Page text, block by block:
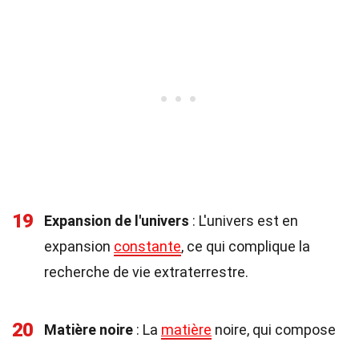
19 Expansion de l'univers : L'univers est en
expansion constante, ce qui complique la
recherche de vie extraterrestre.
20 Matière noire : La matière noire, qui compose